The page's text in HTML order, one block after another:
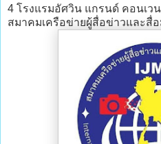
4 โรงแรมอัศวิน แกรนด์ คอนเว
สมาคมเครือข่ายผู้สื่อข่าวและสื่